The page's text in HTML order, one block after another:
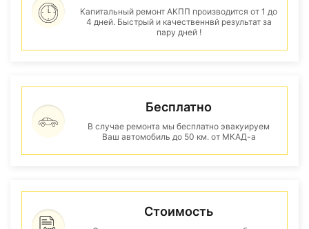
Капитальный ремонт АКПП производится от 1 до
4 дней. Быстрый и качественнвй результат за
пару дней !
Бесплатно
В случае ремонта мы бесплатно эвакуируем
Ваш автомобиль до 50 км. от МКАД-а
Стоимость